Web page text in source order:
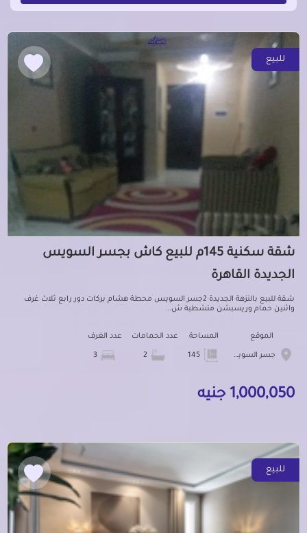
للبيع
شقة سكنية 145م للبيع كاش بجسر السويس
الجديدة القاهرة
شقة للبيع بالنزهة الجديدة 2جسر السويس محطة هشام بركات دور رابع ثلاث غرف
واثنين حمام وريسبشن متشطبة ش...
الموقع
جسر السويس الجديدة
المساحة عدد الحمامات عدد الغرف
1,000,050 جنيه
للبيع